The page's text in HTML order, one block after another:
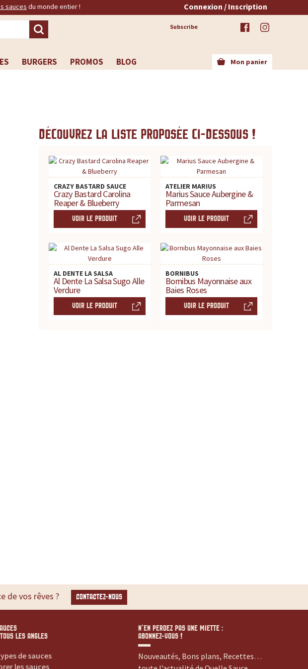
sauces du monde entier !
BURGERS PROMOS BLOG
Connexion / Inscription
Mon panier
Subscribe
Découvrez la liste proposée ci-dessous !
CRAZY BASTARD SAUCE
Crazy Bastard Carolina
Reaper & Blueberry
VOIR LE PRODUIT
ATELIER MARIUS
Marius Sauce Aubergine &
Parmesan
VOIR LE PRODUIT
AL DENTE LA SALSA
Al Dente La Salsa Sugo Alle
Verdure
VOIR LE PRODUIT
BORNIBUS
Bornibus Mayonnaise aux
Baies Roses
VOIR LE PRODUIT
de vos rêves ? CONTACTEZ-NOUS
LES ANGLES
de sauces
les sauces
N’EN PERDEZ PAS UNE MIETTE :
ABONNEZ-VOUS !
Nouveautés, Bons plans, Recettes…